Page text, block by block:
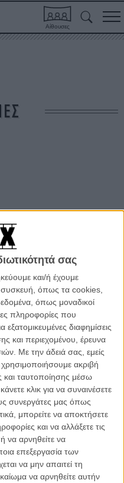
σας
και/ή έχουμε
όπως τα cookies,
όπως μοναδικοί
πληροφορίες που
διαφημίσεις
και περιεχομένου, έρευνα
Με την άδειά σας, εμείς
χρησιμοποιήσουμε ακριβή
και ταυτοποίησης μέσω
κλικ για να συναινέσετε
συνεργάτες μας όπως
μπορείτε να αποκτήσετε
και να αλλάξετε τις
να αρνηθείτε να
επεξεργασία των
να μην απαιτεί τη
να αρνηθείτε αυτήν
Αίθουσες
Βίντερμπεργκ: πρώτες
η ταινία που μας
την αθωότητά μας»
στο «Αmour» του